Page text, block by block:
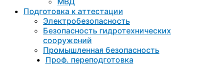
Подготовка к aттестации
Электробезопасность
Безопасность гидротехнических
сооружений
Промышленная безопасность
Проф. переподготовка